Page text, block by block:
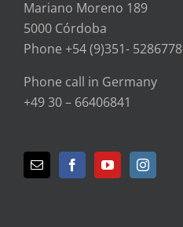
Mariano Moreno 189
5000 Córdoba
Phone +54 (9)351- 5286778
Phone call in Germany
+49 30 – 66406841